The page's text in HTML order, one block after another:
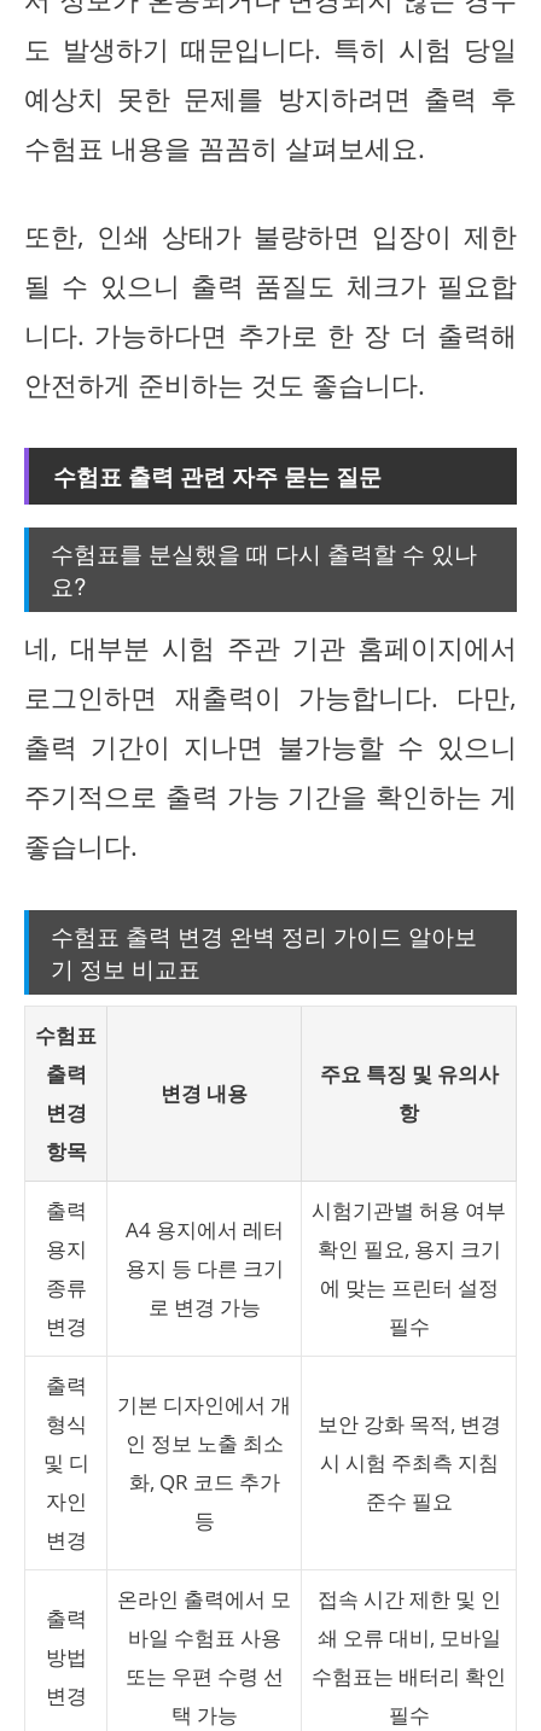
도 발생하기 때문입니다. 특히 시험 당일
예상치 못한 문제를 방지하려면 출력 후
수험표 내용을 꼼꼼히 살펴보세요.
또한, 인쇄 상태가 불량하면 입장이 제한
될 수 있으니 출력 품질도 체크가 필요합
니다. 가능하다면 추가로 한 장 더 출력해
안전하게 준비하는 것도 좋습니다.
수험표 출력 관련 자주 묻는 질문
수험표를 분실했을 때 다시 출력할 수 있나
요?
네, 대부분 시험 주관 기관 홈페이지에서
로그인하면 재출력이 가능합니다. 다만,
출력 기간이 지나면 불가능할 수 있으니
주기적으로 출력 가능 기간을 확인하는 게
좋습니다.
수험표 출력 변경 완벽 정리 가이드 알아보
기 정보 비교표
수험표
출력
변경
항목
변경 내용
주요 특징 및 유의사
항
출력
용지
종류
변경
A4 용지에서 레터
용지 등 다른 크기
로 변경 가능
시험기관별 허용 여부
확인 필요, 용지 크기
에 맞는 프린터 설정
필수
출력
형식
및 디
자인
변경
기본 디자인에서 개
인 정보 노출 최소
화, QR 코드 추가
등
보안 강화 목적, 변경
시 시험 주최측 지침
준수 필요
출력
방법
변경
온라인 출력에서 모
바일 수험표 사용
또는 우편 수령 선
택 가능
접속 시간 제한 및 인
쇄 오류 대비, 모바일
수험표는 배터리 확인
필수